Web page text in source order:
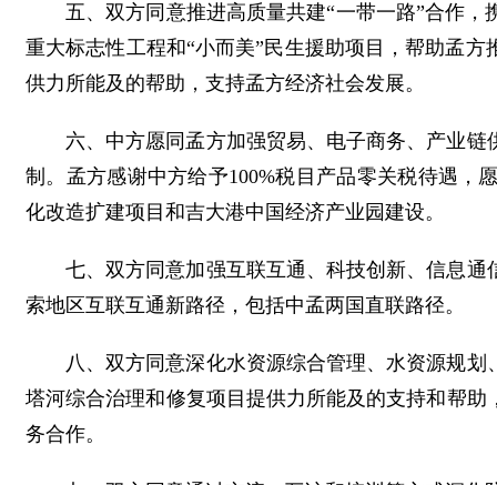
五、双方同意推进高质量共建“一带一路”合作
重大标志性工程和“小而美”民生援助项目，帮助孟
供力所能及的帮助，支持孟方经济社会发展。
六、中方愿同孟方加强贸易、电子商务、产业
制。孟方感谢中方给予100%税目产品零关税待遇，
化改造扩建项目和吉大港中国经济产业园建设。
七、双方同意加强互联互通、科技创新、信息
索地区互联互通新路径，包括中孟两国直联路径。
八、双方同意深化水资源综合管理、水资源规
塔河综合治理和修复项目提供力所能及的支持和帮
务合作。